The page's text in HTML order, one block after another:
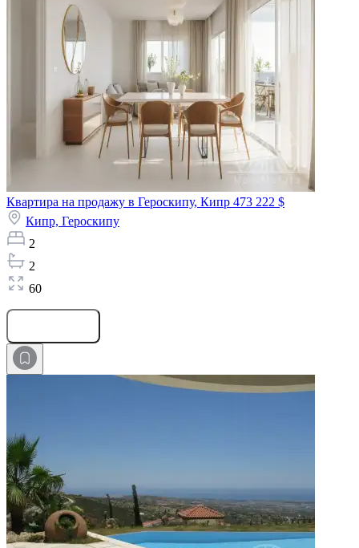
Квартира на продажу в Героскипу, Кипр 473 222 $
Кипр, Героскипу
2
2
60